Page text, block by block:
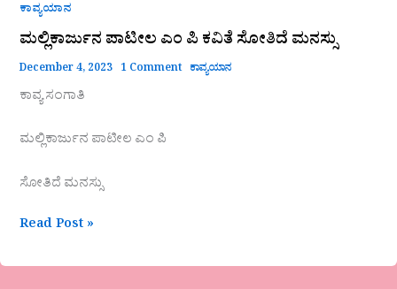
ಕಾವ್ಯಯಾನ
ಮಲ್ಲಿಕಾರ್ಜುನ ಪಾಟೀಲ ಎಂ ಪಿ ಕವಿತೆ ಸೋತಿದೆ ಮನಸ್ಸು
December 4, 2023 1 Comment ಕಾವ್ಯಯಾನ
ಕಾವ್ಯ ಸಂಗಾತಿ
ಮಲ್ಲಿಕಾರ್ಜುನ ಪಾಟೀಲ ಎಂ ಪಿ
ಸೋತಿದೆ ಮನಸ್ಸು
Read Post »